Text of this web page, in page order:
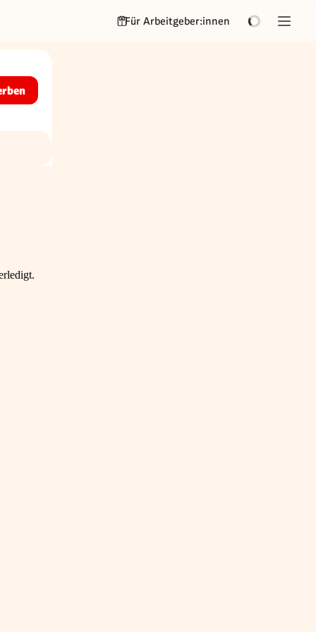
Für Arbeitgeber:innen